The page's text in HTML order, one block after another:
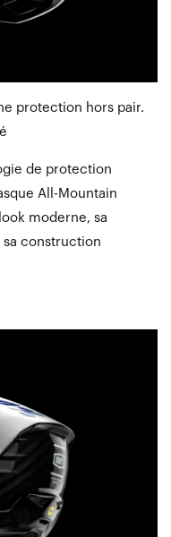
protection hors pair.
de protection
All-Mountain
moderne, sa
construction